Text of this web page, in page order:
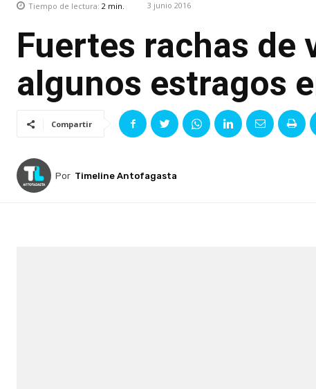
Tiempo de lectura: 2 min. 3 junio 2016
Fuertes rachas de
algunos estragos
Compartir
Por Timeline Antofagasta